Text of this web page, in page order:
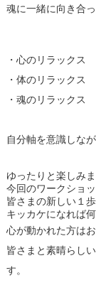
魂に一緒に向き合
・心のリラックス
・体のリラックス
・魂のリラックス
自分軸を意識しな
ゆったりと楽しみま
今回のワークショ
皆さまの新しい１
キッカケになれば何
心が動かれた方は
皆さまと素晴らし
す。